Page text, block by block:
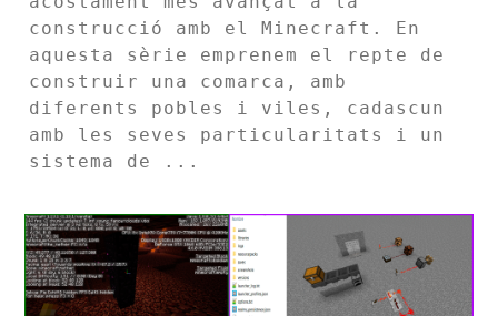
construcció amb el Minecraft. En
aquesta sèrie emprenem el repte de
construir una comarca, amb
diferents pobles i viles, cadascun
amb les seves particularitats i un
sistema de ...